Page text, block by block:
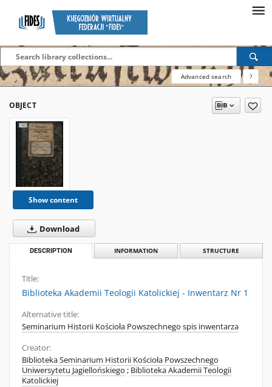
Advanced search ?
OBJECT
Show content
Download
DESCRIPTION INFORMATION STRUCTURE
Title:
Biblioteka Akademii Teologii Katolickiej - Inwentarz Nr 1
Alternative title:
Seminarium Historii Kościoła Powszechnego spis inwentarza
Creator:
Biblioteka Seminarium Historii Kościoła Powszechnego
Uniwersytetu Jagiellońskiego ; Biblioteka Akademii Teologii
Katolickiej